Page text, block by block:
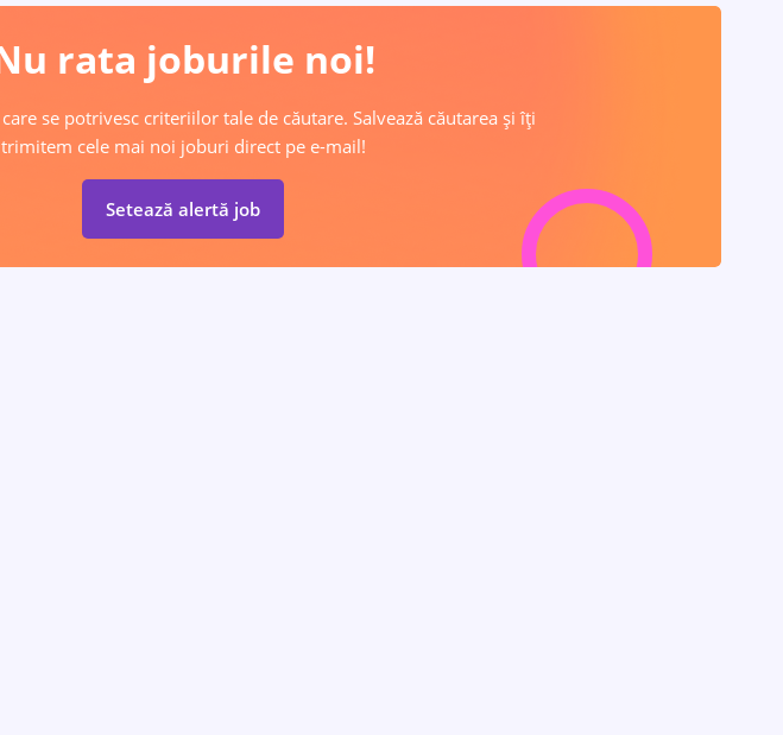
rata joburile noi!
se potrivesc criteriilor tale de căutare. Salvează căutarea și îți
trimitem cele mai noi joburi direct pe e-mail!
Setează alertă job